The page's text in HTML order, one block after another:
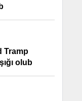
Tramp
olub